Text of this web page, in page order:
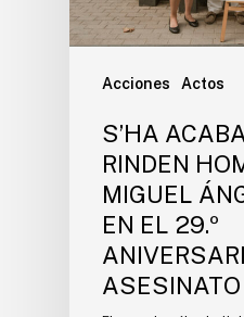
Acciones Actos
S’HA
RINDEN
MIGUEL
EN EL 29.º
ASESINATO